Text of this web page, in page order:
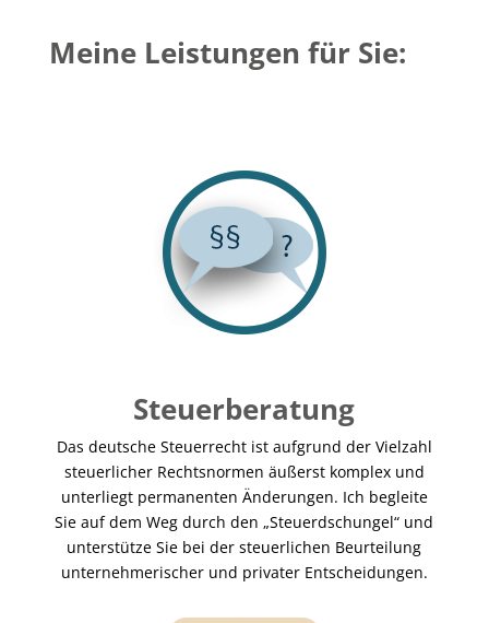
Meine Leistungen für Sie:
Steuerberatung
Das deutsche Steuerrecht ist aufgrund der Vielzahl
steuerlicher Rechtsnormen äußerst komplex und
unterliegt permanenten Änderungen. Ich begleite
Sie auf dem Weg durch den „Steuerdschungel“ und
unterstütze Sie bei der steuerlichen Beurteilung
unternehmerischer und privater Entscheidungen.